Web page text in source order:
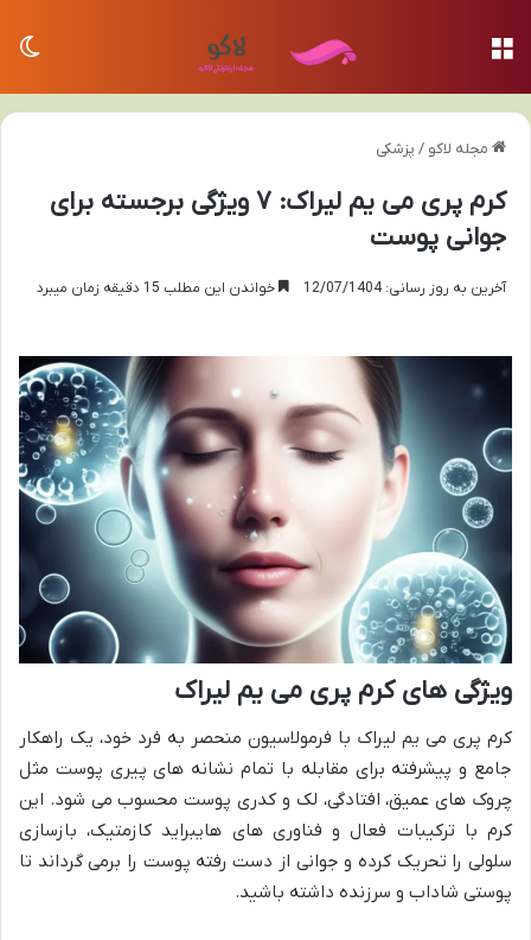
مجله لاکو / پزشکی
کرم پری می یم لیراک: ۷ ویژگی برجسته برای
جوانی پوست
آخرین به روز رسانی: 12/07/1404 خواندن این مطلب 15 دقیقه زمان میبرد
ویژگی های کرم پری می یم لیراک
کرم پری می یم لیراک با فرمولاسیون منحصر به فرد خود، یک راهکار
جامع و پیشرفته برای مقابله با تمام نشانه های پیری پوست مثل
چروک های عمیق، افتادگی، لک و کدری پوست محسوب می شود. این
کرم با ترکیبات فعال و فناوری های هایبراید کازمتیک، بازسازی
سلولی را تحریک کرده و جوانی از دست رفته پوست را برمی گرداند تا
پوستی شاداب و سرزنده داشته باشید.